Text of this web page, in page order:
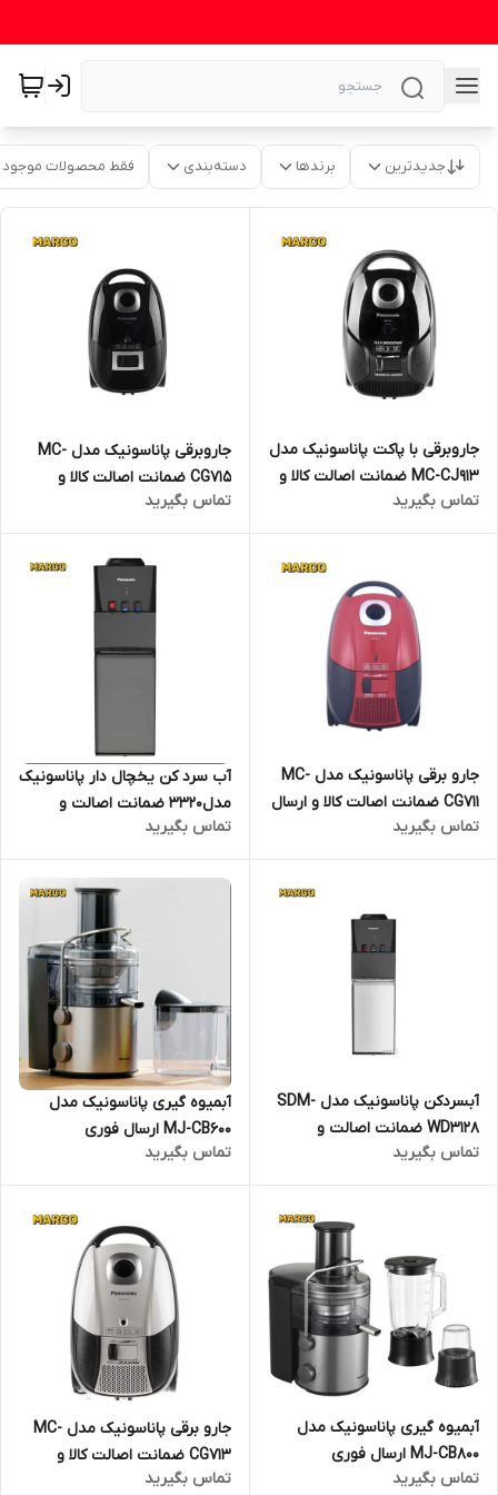
جدیدترین برندها دسته‌بندی فقط محصولات موجود
جاروبرقی با پاکت پاناسونیک مدل
MC-CJ913 ضمانت اصالت کالا و
ماهه مارکو تجارت
تماس بگیرید
جاروبرقی پاناسونیک مدل MC-
CG715 ضمانت اصالت کالا و
ماهه مارکو تجارت
تماس بگیرید
جارو برقی پاناسونیک مدل MC-
CG711 ضمانت اصالت کالا و ارسال
مارکو تجارت
تماس بگیرید
آب سرد کن یخچال دار پاناسونیک
مدل3320 ضمانت اصالت و
سلامت / ارسال فوری و رایگان /
گارانتی 18 ماهه مارکو تجارت
تماس بگیرید
آبسردکن پاناسونیک مدل SDM-
WD3128 ضمانت اصالت و
سلامت / ارسال فوری و رایگان /
گارانتی 18 ماهه مارکو تجارت
تماس بگیرید
آبمیوه گیری پاناسونیک مدل
MJ-CB600 ارسال فوری
تماس بگیرید
آبمیوه گیری پاناسونیک مدل
MJ-CB800 ارسال فوری
تماس بگیرید
جارو برقی پاناسونیک مدل MC-
CG713 ضمانت اصالت کالا و
تماس بگیرید